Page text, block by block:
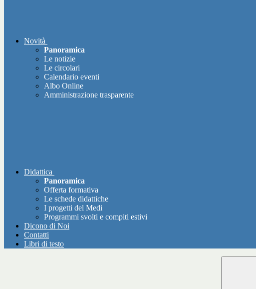
Novità
Panoramica
Le notizie
Le circolari
Calendario eventi
Albo Online
Amministrazione trasparente
Didattica
Panoramica
Offerta formativa
Le schede didattiche
I progetti del Medi
Programmi svolti e compiti estivi
Dicono di Noi
Contatti
Libri di testo